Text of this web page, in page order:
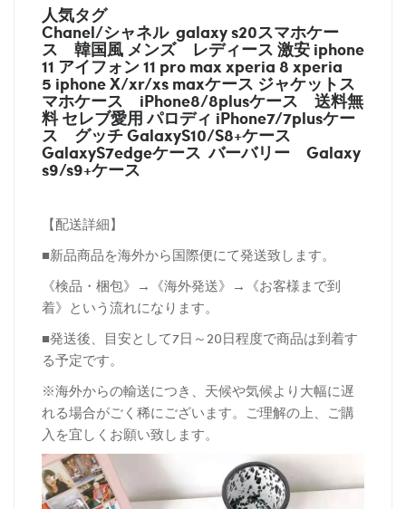
人気タグ
Chanel/シャネル galaxy s20スマホケー
ス 韓国風 メンズ レディース 激安 iphone
11 アイフォン 11 pro max xperia 8 xperia
5 iphone X/xr/xs maxケース ジャケットス
マホケース iPhone8/8plusケース 送料無
料 セレブ愛用 パロディ iPhone7/7plusケー
ス グッチGalaxyS10/S8+ケース
GalaxyS7edgeケース バーバリー Galaxy
s9/s9+ケース
【配送詳細】
■新品商品を海外から国際便にて発送致します。
《検品・梱包》→《海外発送》→《お客様まで到
着》という流れになります。
■発送後、目安として7日～20日程度で商品は到着す
る予定です。
※海外からの輸送につき、天候や気候より大幅に遅
れる場合がごく稀にございます。ご理解の上、ご購
入を宜しくお願い致します。